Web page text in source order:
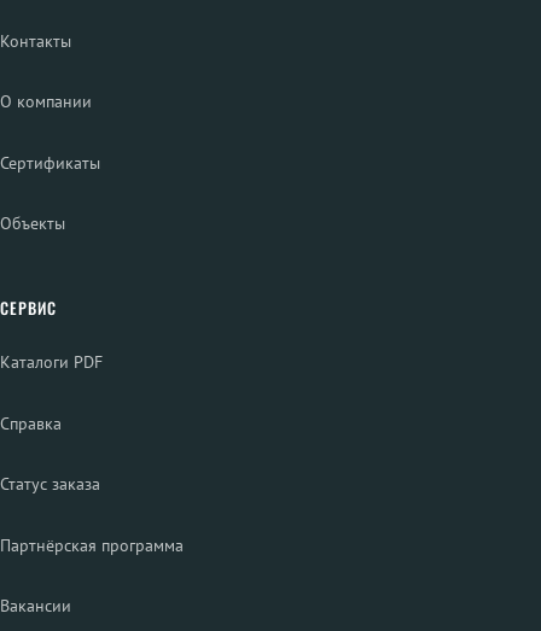
Контакты
О компании
Сертификаты
Объекты
СЕРВИС
Каталоги PDF
Справка
Статус заказа
Партнёрская программа
Вакансии